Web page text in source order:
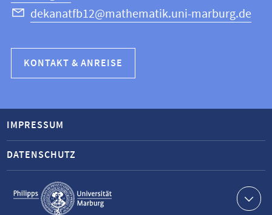
dekanatfb12@mathematik.uni-marburg.de
KONTAKT & ANREISE
Service-
Navigation
IMPRESSUM
DATENSCHUTZ